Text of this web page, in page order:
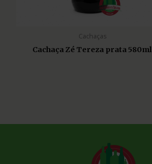
Cachaças
Cachaça Zé Tereza prata 580ml